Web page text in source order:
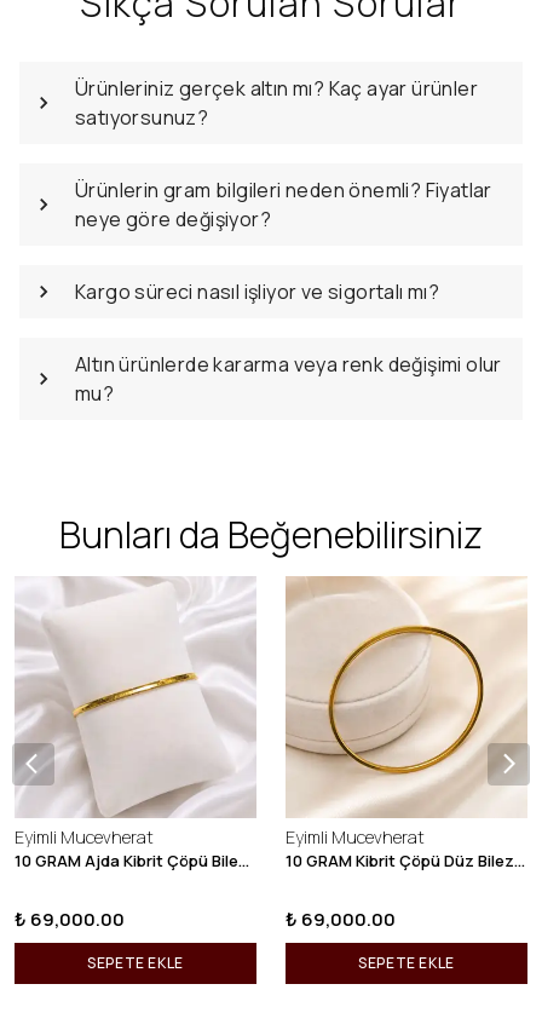
Ürünleriniz gerçek altın mı? Kaç ayar ürünler
satıyorsunuz?
Ürünlerin gram bilgileri neden önemli? Fiyatlar
neye göre değişiyor?
Kargo süreci nasıl işliyor ve sigortalı mı?
Altın ürünlerde kararma veya renk değişimi olur
mu?
Bunları da Beğenebilirsiniz
Eyimli Mucevherat
10 GRAM Ajda Kibrit Çöpü Bilezik 22 Ayar 22BLZ003
₺ 69,000.00
SEPETE EKLE
Eyimli Mucevherat
10 GRAM Kibrit Çöpü Düz Bilezik 22 Ayar 22BLZ001
₺ 69,000.00
SEPETE EKLE